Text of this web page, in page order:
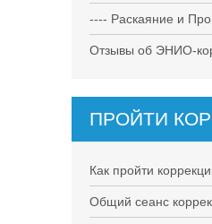
---- Раскаяние и
Отзывы об ЭНИО-
ПРОЙТИ
Как пройти
Общий сеанс